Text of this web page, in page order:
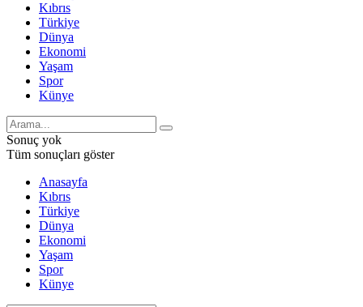
Kıbrıs
Türkiye
Dünya
Ekonomi
Yaşam
Spor
Künye
Sonuç yok
Tüm sonuçları göster
Anasayfa
Kıbrıs
Türkiye
Dünya
Ekonomi
Yaşam
Spor
Künye